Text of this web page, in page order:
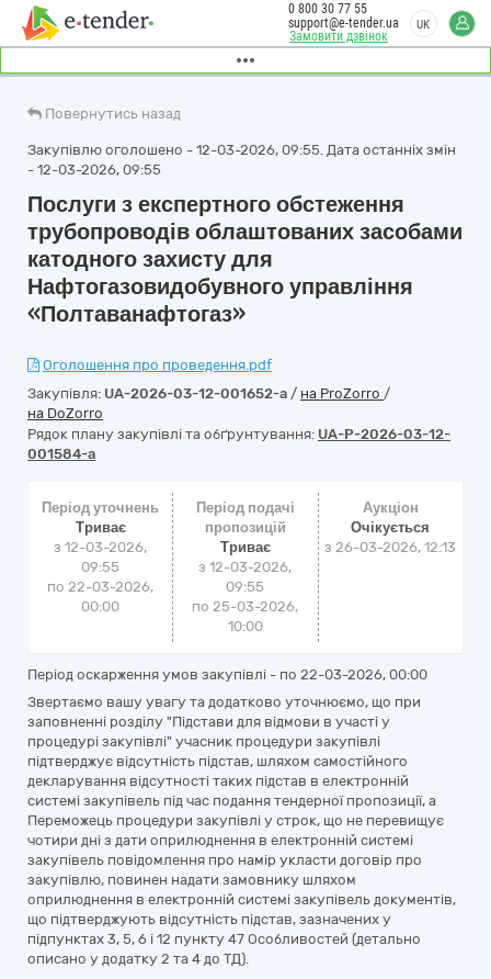
Замовити дзвінок
0 800 30 77 55
support@e-tender.ua
UK
Повернутись назад
Закупівлю оголошено - 12-03-2026, 09:55. Дата останніх змін
- 12-03-2026, 09:55
Послуги з експертного обстеження
трубопроводів облаштованих засобами
катодного захисту для
Нафтогазовидобувного управління
«Полтаванафтогаз»
Оголошення про проведення.pdf
Закупівля: UA-2026-03-12-001652-a / на ProZorro /
на DoZorro
Рядок плану закупівлі та обґрунтування: UA-P-2026-03-12-
001584-a
Період уточнень
Триває
з 12-03-2026,
09:55
по 22-03-2026,
00:00
Період подачі
пропозицій
Триває
з 12-03-2026,
09:55
по 25-03-2026,
10:00
Аукціон
Очікується
з26-03-2026, 12:13
Період оскарження умов закупівлі - по 22-03-2026, 00:00
Звертаємо вашу увагу та додатково уточнюємо, що при
заповненні розділу "Підстави для відмови в участі у
процедурі закупівлі" учасник процедури закупівлі
підтверджує відсутність підстав, шляхом самостійного
декларування відсутності таких підстав в електронній
системі закупівель під час подання тендерної пропозиції, а
Переможець процедури закупівлі у строк, що не перевищує
чотири дні з дати оприлюднення в електронній системі
закупівель повідомлення про намір укласти договір про
закупівлю, повинен надати замовнику шляхом
оприлюднення в електронній системі закупівель документів,
що підтверджують відсутність підстав, зазначених у
підпунктах 3, 5, 6 і 12 пункту 47 Особливостей (детально
описано у додатку 2 та 4 до ТД).